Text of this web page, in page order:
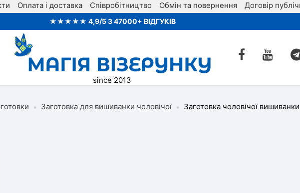
Оплата і доставка Співробітництво Обмін та повернення Договір
★★★★★ 4,9/5 З 47000+ ВІДГУКІВ
since 2013
• Заготовка для вишиванки чоловічої • Заготовка чоловічої